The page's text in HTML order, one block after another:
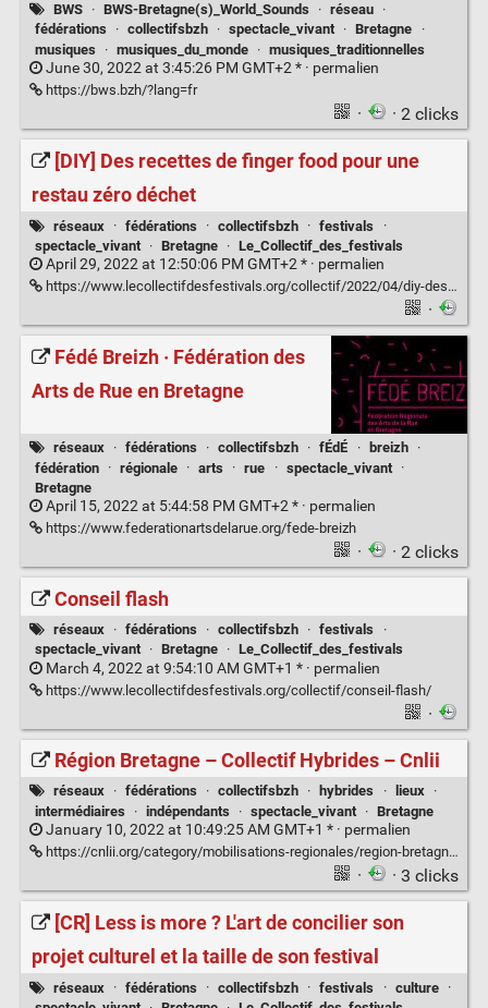
BWS · BWS-Bretagne(s)_World_Sounds · réseau ·
fédérations
· collectifsbzh · spectacle_vivant · Bretagne
·
musiques
· musiques_du_monde · musiques_traditionnelles
June 30, 2022 at 3:45:26 PM GMT+2 * · permalien
https://bws.bzh/?lang=fr
· · 2 clicks
[DIY] Des recettes de finger food pour une
restau zéro déchet
réseaux · fédérations · collectifsbzh · festivals
·
spectacle_vivant
· Bretagne · Le_Collectif_des_festivals
April 29, 2022 at 12:50:06 PM GMT+2 * · permalien
https://www.lecollectifdesfestivals.org/collectif/2022/04/diy-des-recettes-de-finger-food-pour-une-restau-zero-dechet/
·
Fédé Breizh · Fédération des
Arts de Rue en Bretagne
réseaux · fédérations · collectifsbzh · fÉdÉ · breizh
·
fédération
· régionale · arts · rue · spectacle_vivant
·
Bretagne
April 15, 2022 at 5:44:58 PM GMT+2 * · permalien
https://www.federationartsdelarue.org/fede-breizh
· · 2 clicks
Conseil flash
réseaux · fédérations · collectifsbzh · festivals
·
spectacle_vivant
· Bretagne · Le_Collectif_des_festivals
March 4, 2022 at 9:54:10 AM GMT+1 * · permalien
https://www.lecollectifdesfestivals.org/collectif/conseil-flash/
·
Région Bretagne – Collectif Hybrides – Cnlii
réseaux · fédérations · collectifsbzh · hybrides · lieux
·
intermédiaires
· indépendants · spectacle_vivant · Bretagne
January 10, 2022 at 10:49:25 AM GMT+1 * · permalien
https://cnlii.org/category/mobilisations-regionales/region-bretagne-collectif-hybrides/
· · 3 clicks
[CR] Less is more ? L'art de concilier son
projet culturel et la taille de son festival
réseaux · fédérations · collectifsbzh · festivals · culture
·